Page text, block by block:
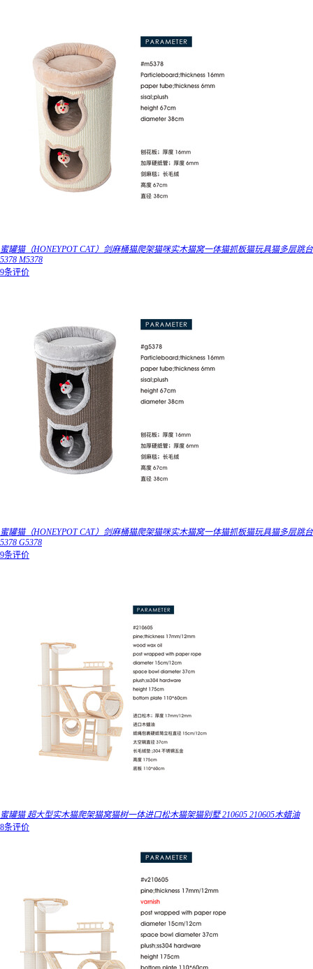
蜜罐猫（HONEYPOT CAT）剑麻桶猫爬架猫咪实木猫窝一体猫抓板猫玩具猫多层跳台
5378 M5378
9条评价
蜜罐猫（HONEYPOT CAT）剑麻桶猫爬架猫咪实木猫窝一体猫抓板猫玩具猫多层跳台
5378 G5378
9条评价
蜜罐猫 超大型实木猫爬架猫窝猫树一体进口松木猫架猫别墅 210605 210605木蜡油
8条评价